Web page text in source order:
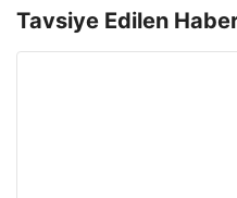
Tavsiye Edilen